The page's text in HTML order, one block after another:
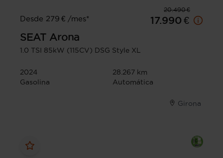
20.490 €
Desde 279 € /mes*
17.990 €
SEAT Arona
1.0 TSI 85kW (115CV) DSG Style XL
2024
28.267 km
Gasolina
Automática
Girona